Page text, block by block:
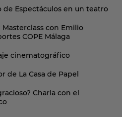
de Espectáculos en un teatro
con Emilio
COPE Málaga
cinematográfico
de La Casa de Papel
Charla con el